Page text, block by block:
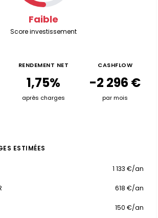
Faible
Score investissement
RENDEMENT NET
1,75%
après charges
CASHFLOW
-2 296 €
par mois
ESTIMÉES
1 133 €/an
618 €/an
150 €/an